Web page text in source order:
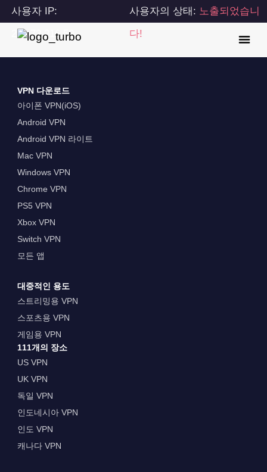
사용자 IP:
216.73.216.59
사용자의 상태: 노출되었습니
다!
VPN 다운로드
아이폰 VPN(iOS)
Android VPN
Android VPN 라이트
Mac VPN
Windows VPN
Chrome VPN
PS5 VPN
Xbox VPN
Switch VPN
모든 앱
대중적인 용도
스트리밍용 VPN
스포츠용 VPN
게임용 VPN
111개의 장소
US VPN
UK VPN
독일 VPN
인도네시아 VPN
인도 VPN
캐나다 VPN